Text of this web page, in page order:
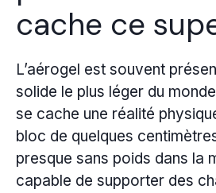
cache ce
L’aérogel est souvent
solide le plus léger du
se cache une réalité
bloc de quelques
presque sans poids dans la
capable de supporter des